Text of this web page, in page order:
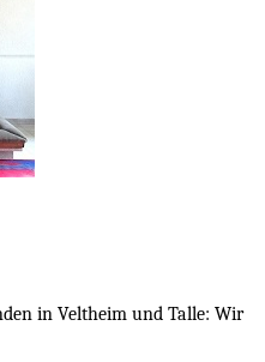
in Veltheim und Talle: Wir